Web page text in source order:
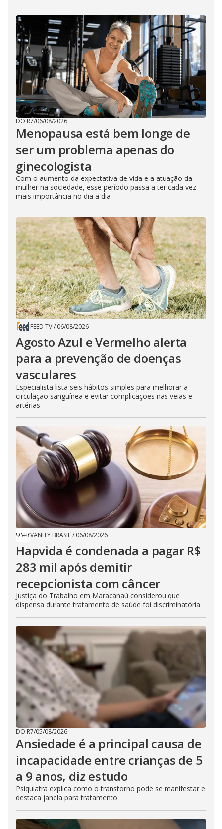
DO R7/06/08/2026
Menopausa está bem longe de
ser um problema apenas do
ginecologista
Com o aumento da expectativa de vida e a atuação da
mulher na sociedade, esse período passa a ter cada vez
mais importância no dia a dia
FEED TV/ 06/08/2026
Agosto Azul e Vermelho alerta
para a prevenção de doenças
vasculares
Especialista lista seis hábitos simples para melhorar a
circulação sanguínea e evitar complicações nas veias e
artérias
VANITY BRASIL/ 06/08/2026
Hapvida é condenada a pagar R$
283 mil após demitir
recepcionista com câncer
Justiça do Trabalho em Maracanaú considerou que
dispensa durante tratamento de saúde foi discriminatória
DO R7/05/08/2026
Ansiedade é a principal causa de
incapacidade entre crianças de 5
a 9 anos, diz estudo
Psiquiatra explica como o transtorno pode se manifestar e
destaca janela para tratamento